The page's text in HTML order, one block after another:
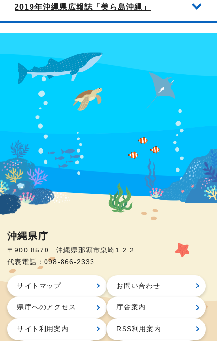
2019年沖縄県広報誌「美ら島沖縄」
沖縄県庁
〒900-8570 沖縄県那覇市泉崎1-2-2
代表電話：098-866-2333
サイトマップ お問い合わせ
県庁へのアクセス 庁舎案内
サイト利用案内 RSS利用案内